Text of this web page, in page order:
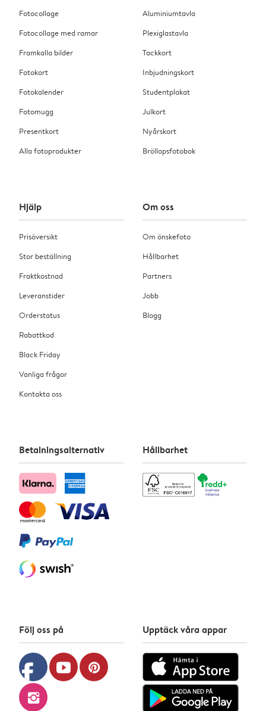
Fotocollage
Fotocollage med ramar
Framkalla bilder
Fotokort
Fotokalender
Fotomugg
Presentkort
Alla fotoprodukter
Aluminiumtavla
Plexiglastavla
Tackkort
Inbjudningskort
Studentplakat
Julkort
Nyårskort
Bröllopsfotobok
Hjälp
Prisöversikt
Stor beställning
Fraktkostnad
Leveranstider
Orderstatus
Rabattkod
Black Friday
Vanliga frågor
Kontakta oss
Om oss
Om önskefoto
Hållbarhet
Partners
Jobb
Blogg
Betalningsalternativ Hållbarhet
Följ oss på
facebook youtube pinterest
instagram
Upptäck våra appar